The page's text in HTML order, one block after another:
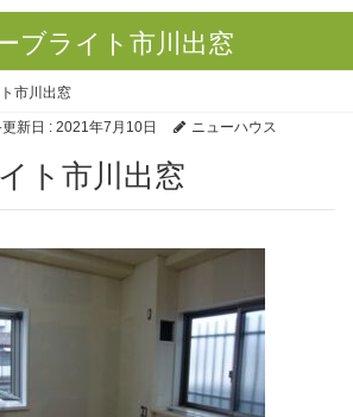
ブライト市川出窓
市川出窓
新日 : 2021年7月10日 ニューハウス
イト市川出窓